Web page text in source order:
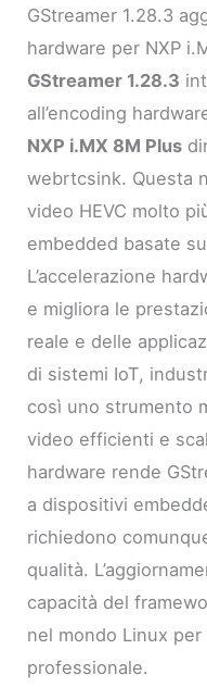
GStreamer 1.28.3
hardware per NXP
GStreamer 1.28.3
all’encoding
NXP i.MX 8M Plus
webrtcsink. Questa
video HEVC molto
embedded basate
L’accelerazione
e migliora le
reale e delle
di sistemi IoT,
così uno strumento
video efficienti e
hardware rende
a dispositivi
richiedono
qualità.
capacità del
nel mondo Linux
professionale.